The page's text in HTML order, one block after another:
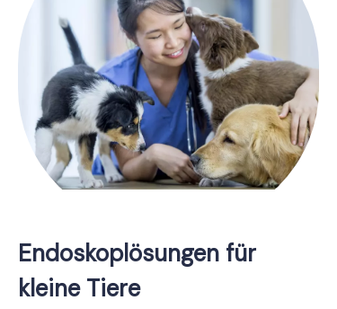
Endoskoplösungen für
kleine Tiere